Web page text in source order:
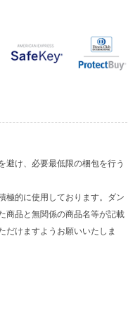
避け、必要最低限の梱包を行う
極的に使用しております。ダン
商品と無関係の商品名等が記載
だけますようお願いいたしま